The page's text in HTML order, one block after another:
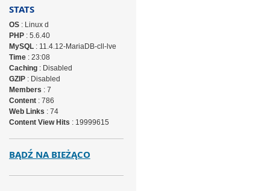
STATS
OS: Linux d
PHP: 5.6.40
MySQL: 11.4.12-MariaDB-cll-lve
Time: 23:08
Caching: Disabled
GZIP: Disabled
Members : 7
Content: 786
Web Links : 74
Content View Hits : 19999615
BĄDŹ NA BIEŻĄCO